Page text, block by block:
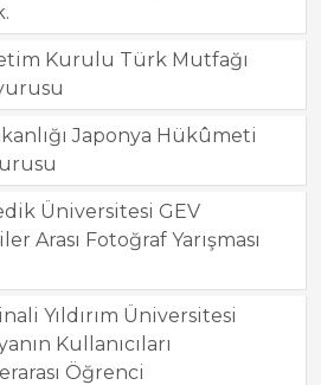
Kurulu Türk Mutfağı
Japonya Hükûmeti
Üniversitesi GEV
Arası Fotoğraf Yarışması
Yıldırım Üniversitesi
Kullanıcıları
Öğrenci